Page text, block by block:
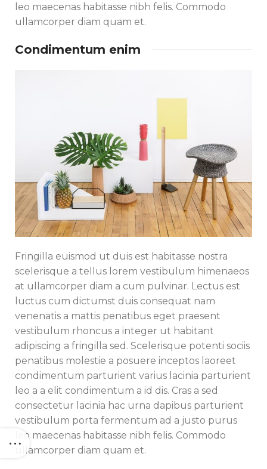
leo maecenas habitasse nibh felis. Commodo
ullamcorper diam quam et.
Condimentum enim
Fringilla euismod ut duis est habitasse nostra
scelerisque a tellus lorem vestibulum himenaeos
at ullamcorper diam a cum pulvinar. Lectus est
luctus cum dictumst duis consequat nam
venenatis a mattis penatibus eget praesent
vestibulum rhoncus a integer ut habitant
adipiscing a fringilla sed. Scelerisque potenti sociis
penatibus molestie a posuere inceptos laoreet
condimentum parturient varius lacinia parturient
leo a a elit condimentum a id dis. Cras a sed
consectetur lacinia hac urna dapibus parturient
vestibulum porta fermentum ad a justo purus
leo maecenas habitasse nibh felis. Commodo
ullamcorper diam quam et.